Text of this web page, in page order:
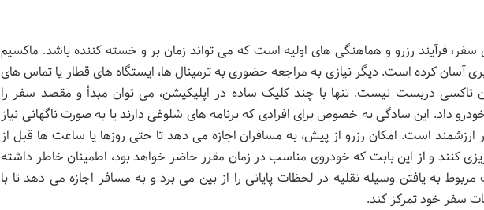
سفر، فرآیند رزرو و هماهنگی های اولیه است که می تواند زمان بر و خسته کننده باشد. ماکسیم
آسان کرده است. دیگر نیازی به مراجعه حضوری به ترمینال ها، ایستگاه های قطار یا تماس های
تاکسی دربست نیست. تنها با چند کلیک ساده در اپلیکیشن، می توان مبدأ و مقصد سفر را
داد. این سادگی به خصوص برای افرادی که برنامه های شلوغی دارند یا به صورت ناگهانی نیاز
ارزشمند است. امکان رزرو از پیش، به مسافران اجازه می دهد تا حتی روزها یا ساعت ها قبل از
کنند و از این بابت که خودروی مناسب در زمان مقرر حاضر خواهد بود، اطمینان خاطر داشته
به یافتن وسیله نقلیه در لحظات پایانی را از بین می برد و به مسافر اجازه می دهد تا با
سفر خود تمرکز کند.